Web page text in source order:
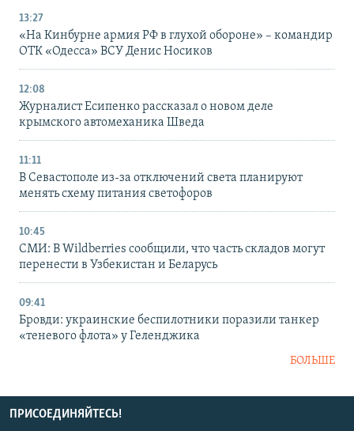
13:27
«На Кинбурне армия РФ в глухой обороне» – командир
ОТК «Одесса» ВСУ Денис Носиков
12:08
Журналист Есипенко рассказал о новом деле
крымского автомеханика Шведа
11:11
В Севастополе из-за отключений света планируют
менять схему питания светофоров
10:45
СМИ: В Wildberries сообщили, что часть складов могут
перенести в Узбекистан и Беларусь
09:41
Бровди: украинские беспилотники поразили танкер
«теневого флота» у Геленджика
БОЛЬШЕ
ПРИСОЕДИНЯЙТЕСЬ!